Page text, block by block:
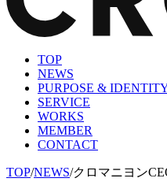
TOP
NEWS
PURPOSE &
SERVICE
WORKS
MEMBER
CONTACT
TOP/NEWS/クロマニヨン